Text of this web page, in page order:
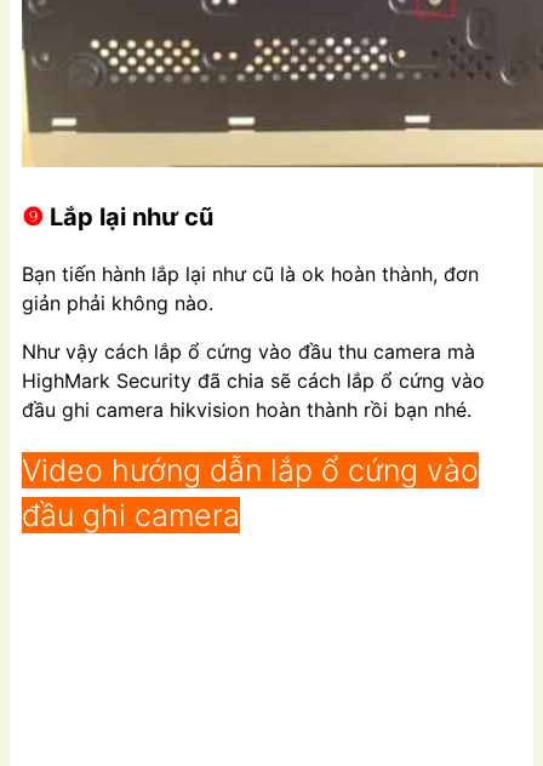
❾ Lắp lại như cũ
Bạn tiến hành lắp lại như cũ là ok hoàn thành, đơn
giản phải không nào.
Như vậy cách lắp ổ cứng vào đầu thu camera mà
HighMark Security đã chia sẽ cách lắp ổ cứng vào
đầu ghi camera hikvision hoàn thành rồi bạn nhé.
Video hướng dẫn lắp ổ cứng vào
đầu ghi camera